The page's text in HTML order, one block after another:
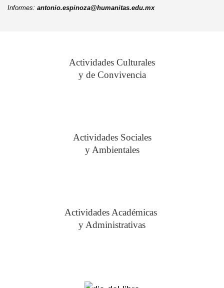
Informes: antonio.espinoza@humanitas.edu.mx
Actividades Culturales
y de Convivencia
Actividades Sociales
y Ambientales
Actividades Académicas
y Administrativas